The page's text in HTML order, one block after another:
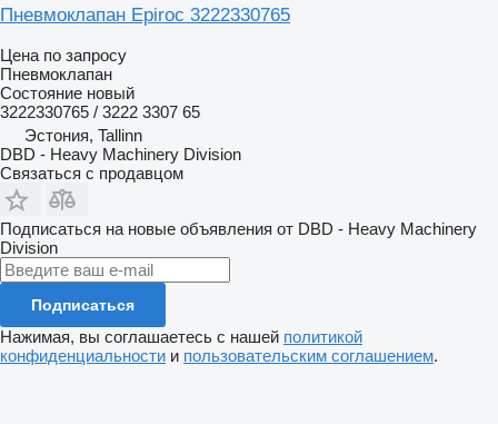
Пневмоклапан Epiroc 3222330765
Цена по запросу
Пневмоклапан
Состояние новый
3222330765 / 3222 3307 65
Эстония, Tallinn
DBD - Heavy Machinery Division
Связаться с продавцом
Подписаться на новые объявления от DBD - Heavy Machinery
Division
Подписаться
Нажимая, вы соглашаетесь с нашей политикой
конфиденциальности и пользовательским соглашением.